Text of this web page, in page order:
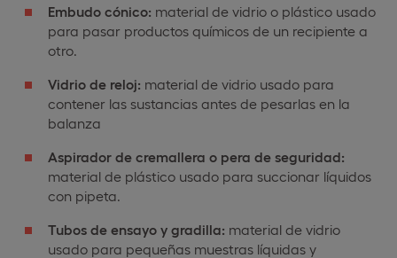
Embudo cónico: material de vidrio o plástico usado
para pasar productos químicos de un recipiente a
otro.
Vidrio de reloj: material de vidrio usado para
contener las sustancias antes de pesarlas en la
balanza
Aspirador de cremallera o pera de seguridad:
material de plástico usado para succionar líquidos
con pipeta.
Tubos de ensayo y gradilla: material de vidrio
usado para pequeñas muestras líquidas y